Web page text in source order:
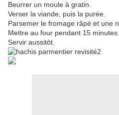
Beurrer un moule à gratin.
Verser la viande, puis la purée.
Parsemer le fromage râpé et une
Mettre au four pendant 15 minutes.
Servir aussitôt.